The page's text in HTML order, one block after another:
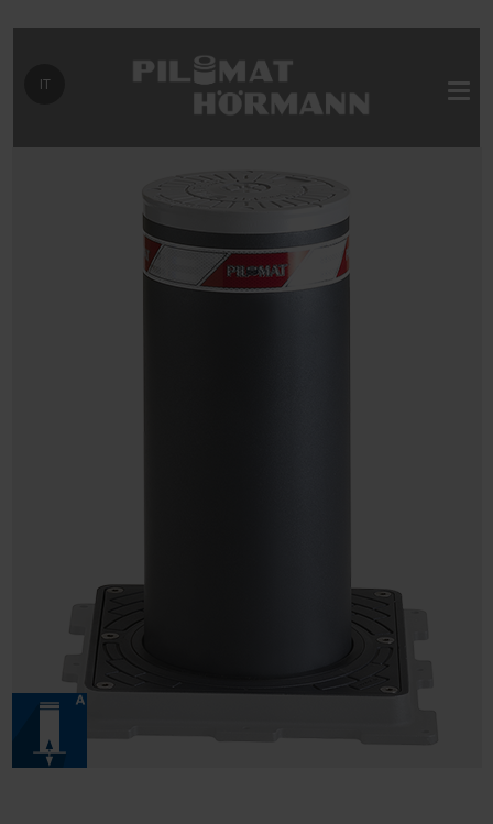
Seleziona la tua lingua
IT